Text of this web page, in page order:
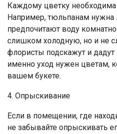
Каждому цветку
Например, тюльпанам нужна
предпочитают воду
слишком холодную, но и не
флористы подскажут и дадут
именно уход нужен цветам,
вашем букете.
4. Опрыскивание
Если в помещении, где
не забывайте опрыскивать